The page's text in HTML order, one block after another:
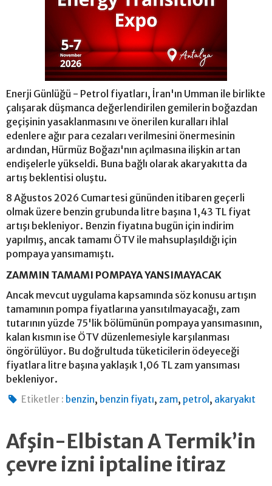
Enerji Günlüğü - Petrol fiyatları, İran'ın Umman ile birlikte
çalışarak düşmanca değerlendirilen gemilerin boğazdan
geçişinin yasaklanmasını ve önerilen kuralları ihlal
edenlere ağır para cezaları verilmesini önermesinin
ardından, Hürmüz Boğazı'nın açılmasına ilişkin artan
endişelerle yükseldi. Buna bağlı olarak akaryakıtta da
artış beklentisi oluştu.
8 Ağustos 2026 Cumartesi gününden itibaren geçerli
olmak üzere benzin grubunda litre başına 1,43 TL fiyat
artışı bekleniyor. Benzin fiyatına bugün için indirim
yapılmış, ancak tamamı ÖTV ile mahsuplaşıldığı için
pompaya yansımamıştı.
ZAMMIN TAMAMI POMPAYA YANSIMAYACAK
Ancak mevcut uygulama kapsamında söz konusu artışın
tamamının pompa fiyatlarına yansıtılmayacağı, zam
tutarının yüzde 75'lik bölümünün pompaya yansımasının,
kalan kısmın ise ÖTV düzenlemesiyle karşılanması
öngörülüyor. Bu doğrultuda tüketicilerin ödeyeceği
fiyatlara litre başına yaklaşık 1,06 TL zam yansıması
bekleniyor.
Etiketler : benzin, benzin fiyatı,zam, petrol , akaryakıt
Afşin-Elbistan A Termik’in
çevre izni iptaline itiraz